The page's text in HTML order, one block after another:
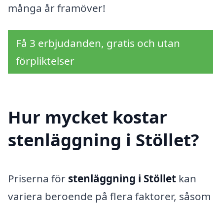
många år framöver!
Få 3 erbjudanden, gratis och utan
förpliktelser
Hur mycket kostar
stenläggning i Stöllet?
Priserna för stenläggning i Stöllet kan
variera beroende på flera faktorer, såsom